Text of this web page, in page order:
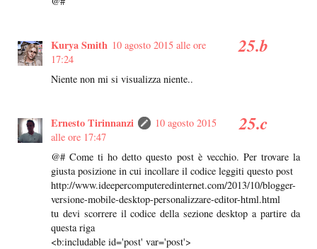
Kurya Smith 10 agosto 2015 alle ore
17:24
Niente non mi si visualizza niente..
Ernesto Tirinnanzi
10 agosto 2015
alle ore 17:47
@# Come ti ho detto questo post è vecchio. Per trovare la
giusta posizione in cui incollare il codice leggiti questo post
http://www.ideepercomputeredinternet.com/2013/10/blogger-
versione-mobile-desktop-personalizzare-editor-html.html
tu devi scorrere il codice della sezione desktop a partire da
questa riga
<b:includable id='post' var='post'>